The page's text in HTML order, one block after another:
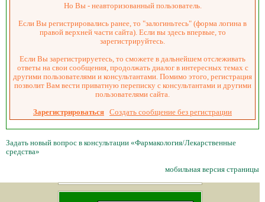
Но Вы - неавторизованный пользователь.
Если Вы регистрировались ранее, то "залогиньтесь" (форма логина в
правой верхней части сайта). Если вы здесь впервые, то
зарегистрируйтесь.
Если Вы зарегистрируетесь, то сможете в дальнейшем отслеживать
ответы на свои сообщения, продолжать диалог в интересных темах с
другими пользователями и консультантами. Помимо этого, регистрация
позволит Вам вести приватную переписку с консультантами и другими
пользователями сайта.
Зарегистрироваться Создать сообщение без регистрации
Задать новый вопрос в консультации «Фармакология/Лекарственные
средства»
мобильная версия страницы